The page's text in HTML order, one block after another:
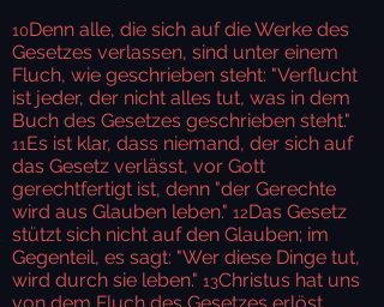
10Denn alle, die sich auf die Werke des
Gesetzes verlassen, sind unter einem
Fluch, wie geschrieben steht: "Verflucht
ist jeder, der nicht alles tut, was in dem
Buch des Gesetzes geschrieben steht."
11Es ist klar, dass niemand, der sich auf
das Gesetz verlässt, vor Gott
gerechtfertigt ist, denn "der Gerechte
wird aus Glauben leben." 12Das Gesetz
stützt sich nicht auf den Glauben; im
Gegenteil, es sagt: "Wer diese Dinge tut,
wird durch sie leben." 13Christus hat uns